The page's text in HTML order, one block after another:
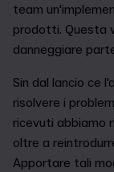
team
prodotti. Questa
danneggiare
Sin dal lancio ce
risolvere i
ricevuti abbiamo
oltre a
Apportare tali